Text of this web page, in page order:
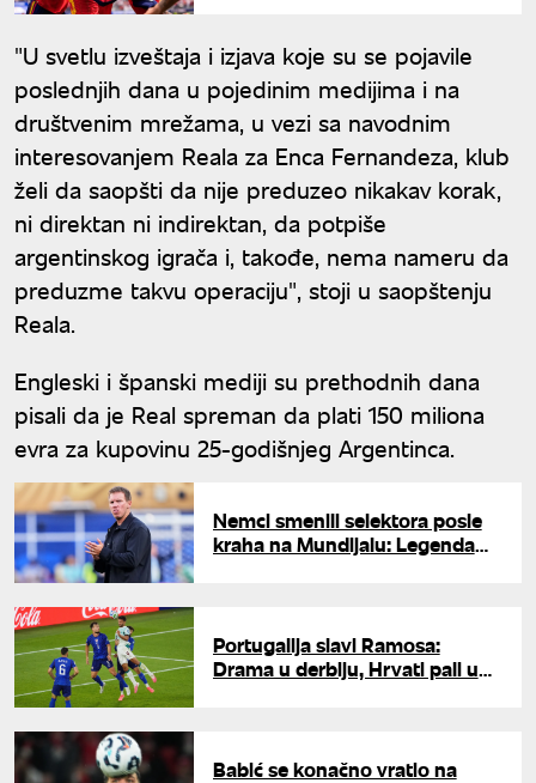
"U svetlu izveštaja i izjava koje su se pojavile
poslednjih dana u pojedinim medijima i na
društvenim mrežama, u vezi sa navodnim
interesovanjem Reala za Enca Fernandeza, klub
želi da saopšti da nije preduzeo nikakav korak,
ni direktan ni indirektan, da potpiše
argentinskog igrača i, takođe, nema nameru da
preduzme takvu operaciju", stoji u saopštenju
Reala.
Engleski i španski mediji su prethodnih dana
pisali da je Real spreman da plati 150 miliona
evra za kupovinu 25-godišnjeg Argentinca.
Nemci smenili selektora posle
kraha na Mundijalu: Legenda
Portugalija slavi Ramosa:
Drama u derbiju, Hrvati pali u
Babić se konačno vratio na